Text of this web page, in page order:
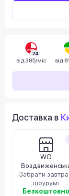
24
від385/міс від
Доставка в
WO
Забрати завтра
шоурумі
Безкоштовно